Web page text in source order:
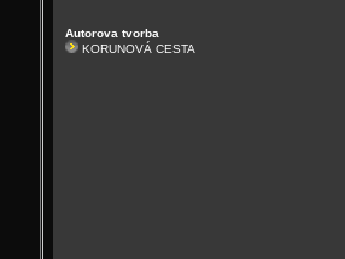
Autorova tvorba
KORUNOVÁ CESTA